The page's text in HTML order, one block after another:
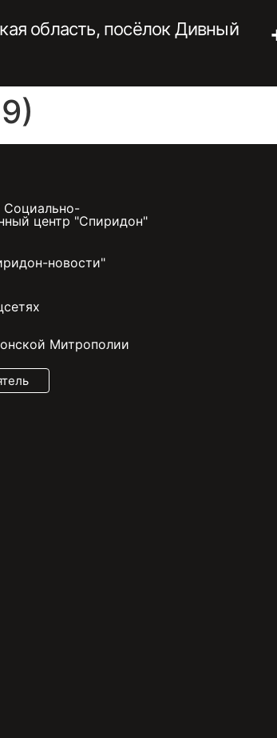
область, посёлок Дивный
центр "Спиридон"
новости"
Митрополии